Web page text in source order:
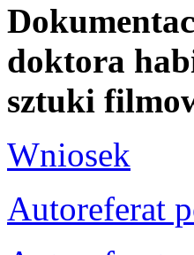
doktora
sztuki
Wniosek
Autoreferat